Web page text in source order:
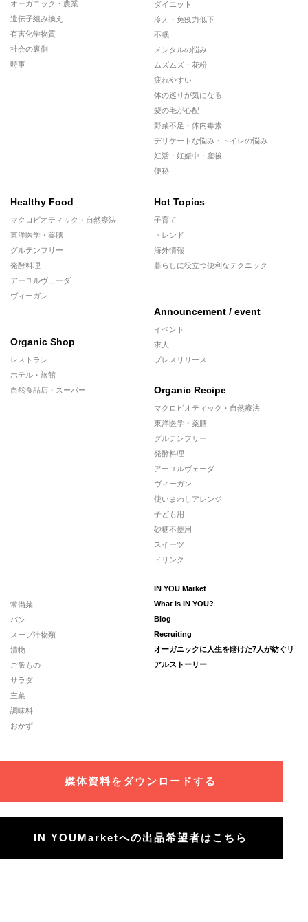
オーガニック・農業
遺伝子組み換え
有害化学物質
社会の裏側
時事
ダイエット
冷え・免疫力低下
不眠
メンタルの悩み
ムズムズ・花粉
疲れやすい
体の巡りが気になる
髪の毛が心配
野菜不足・体内毒素
デリケートな悩み・トイレの悩み
妊活・妊娠中・産後
便秘
Healthy Food
マクロビオティック・自然療法
東洋医学・薬膳
グルテンフリー
発酵料理
アーユルヴェーダ
ヴィーガン
Organic Shop
レストラン
ホテル・旅館
自然食品店・スーパー
Hot Topics
子育て
トレンド
海外情報
暮らしに役立つ便利なテクニック
Announcement / event
イベント
求人
プレスリリース
Organic Recipe
マクロビオティック・自然療法
東洋医学・薬膳
グルテンフリー
発酵料理
アーユルヴェーダ
ヴィーガン
使いまわしアレンジ
子ども用
砂糖不使用
スイーツ
ドリンク
常備菜
パン
スープ汁物類
漬物
ご飯もの
サラダ
主菜
調味料
おかず
IN YOU Market
What is IN YOU?
Blog
Recruiting
オーガニックに人生を賭けた7人が紡ぐリ
アルストーリー
媒体資料をダウンロードする
IN YOUMarketへの出品希望者はこちら